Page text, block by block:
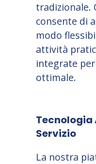
tradizionale.
consente di
modo
attività
integrate
ottimale.
Tecnologia
Servizio
La nostra